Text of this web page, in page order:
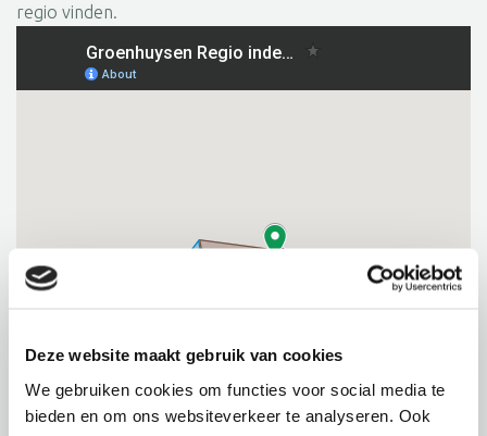
Deze website maakt gebruik van cookies
We gebruiken cookies om functies voor social media te
bieden en om ons websiteverkeer te analyseren. Ook
regio vinden.